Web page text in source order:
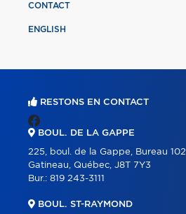
CONTACT
ENGLISH
RESTONS EN CONTACT
BOUL. DE LA GAPPE
225, boul. de la Gappe, Bureau 102
Gatineau, Québec, J8T 7Y3
Bur.: 819 243-3111
BOUL. ST-RAYMOND